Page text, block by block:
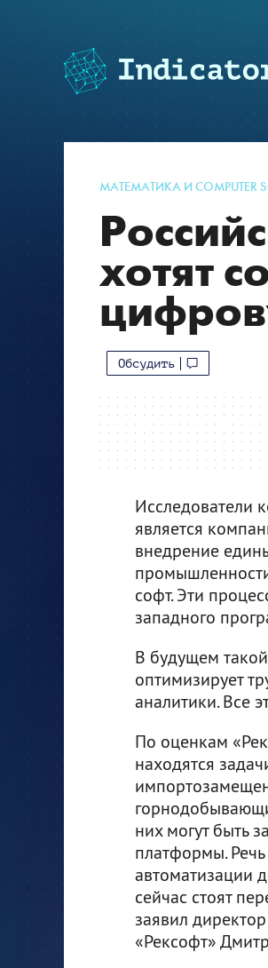
МАТЕМАТИКА И COMPUTER
хотят
Обсудить
Исследователи
является
внедрение
софт. Эти
западного
В будущем
оптимизирует
аналитики. Все
По оценкам
находятся
них могут быть
платформы.
автоматизации
сейчас стоят
заявил
«Рексофт»